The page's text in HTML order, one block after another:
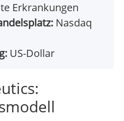
Erkrankungen
Nasdaq
US-Dollar